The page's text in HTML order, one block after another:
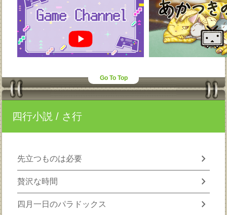
Go To Top
四行小説 / さ行
先立つものは必要 chevron_right
贅沢な時間 chevron_right
四月一日のパラドックス chevron_right